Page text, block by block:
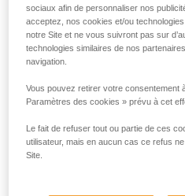
FALL ARREST AND WORK
à l'emploi conçu pour la
positionnement au poste de
en hauteur nécessitant une
kit contient un harnais
VOLT, une longe double avec
ABSORBICA-Y de 150 cm
ouverture MGO, une longe
GRILLON HOOK de 2 mètres,
sociaux afin de personnaliser nos
acceptez, nos cookies et/ou
notre Site et ne vous suivront pas sur
technologies similaires de nos
navigation.
Vous pouvez retirer votre consentement
Paramètres des cookies » prévu à cet
Le fait de refuser tout ou partie de ces
utilisateur, mais en aucun cas ce refus
Site.